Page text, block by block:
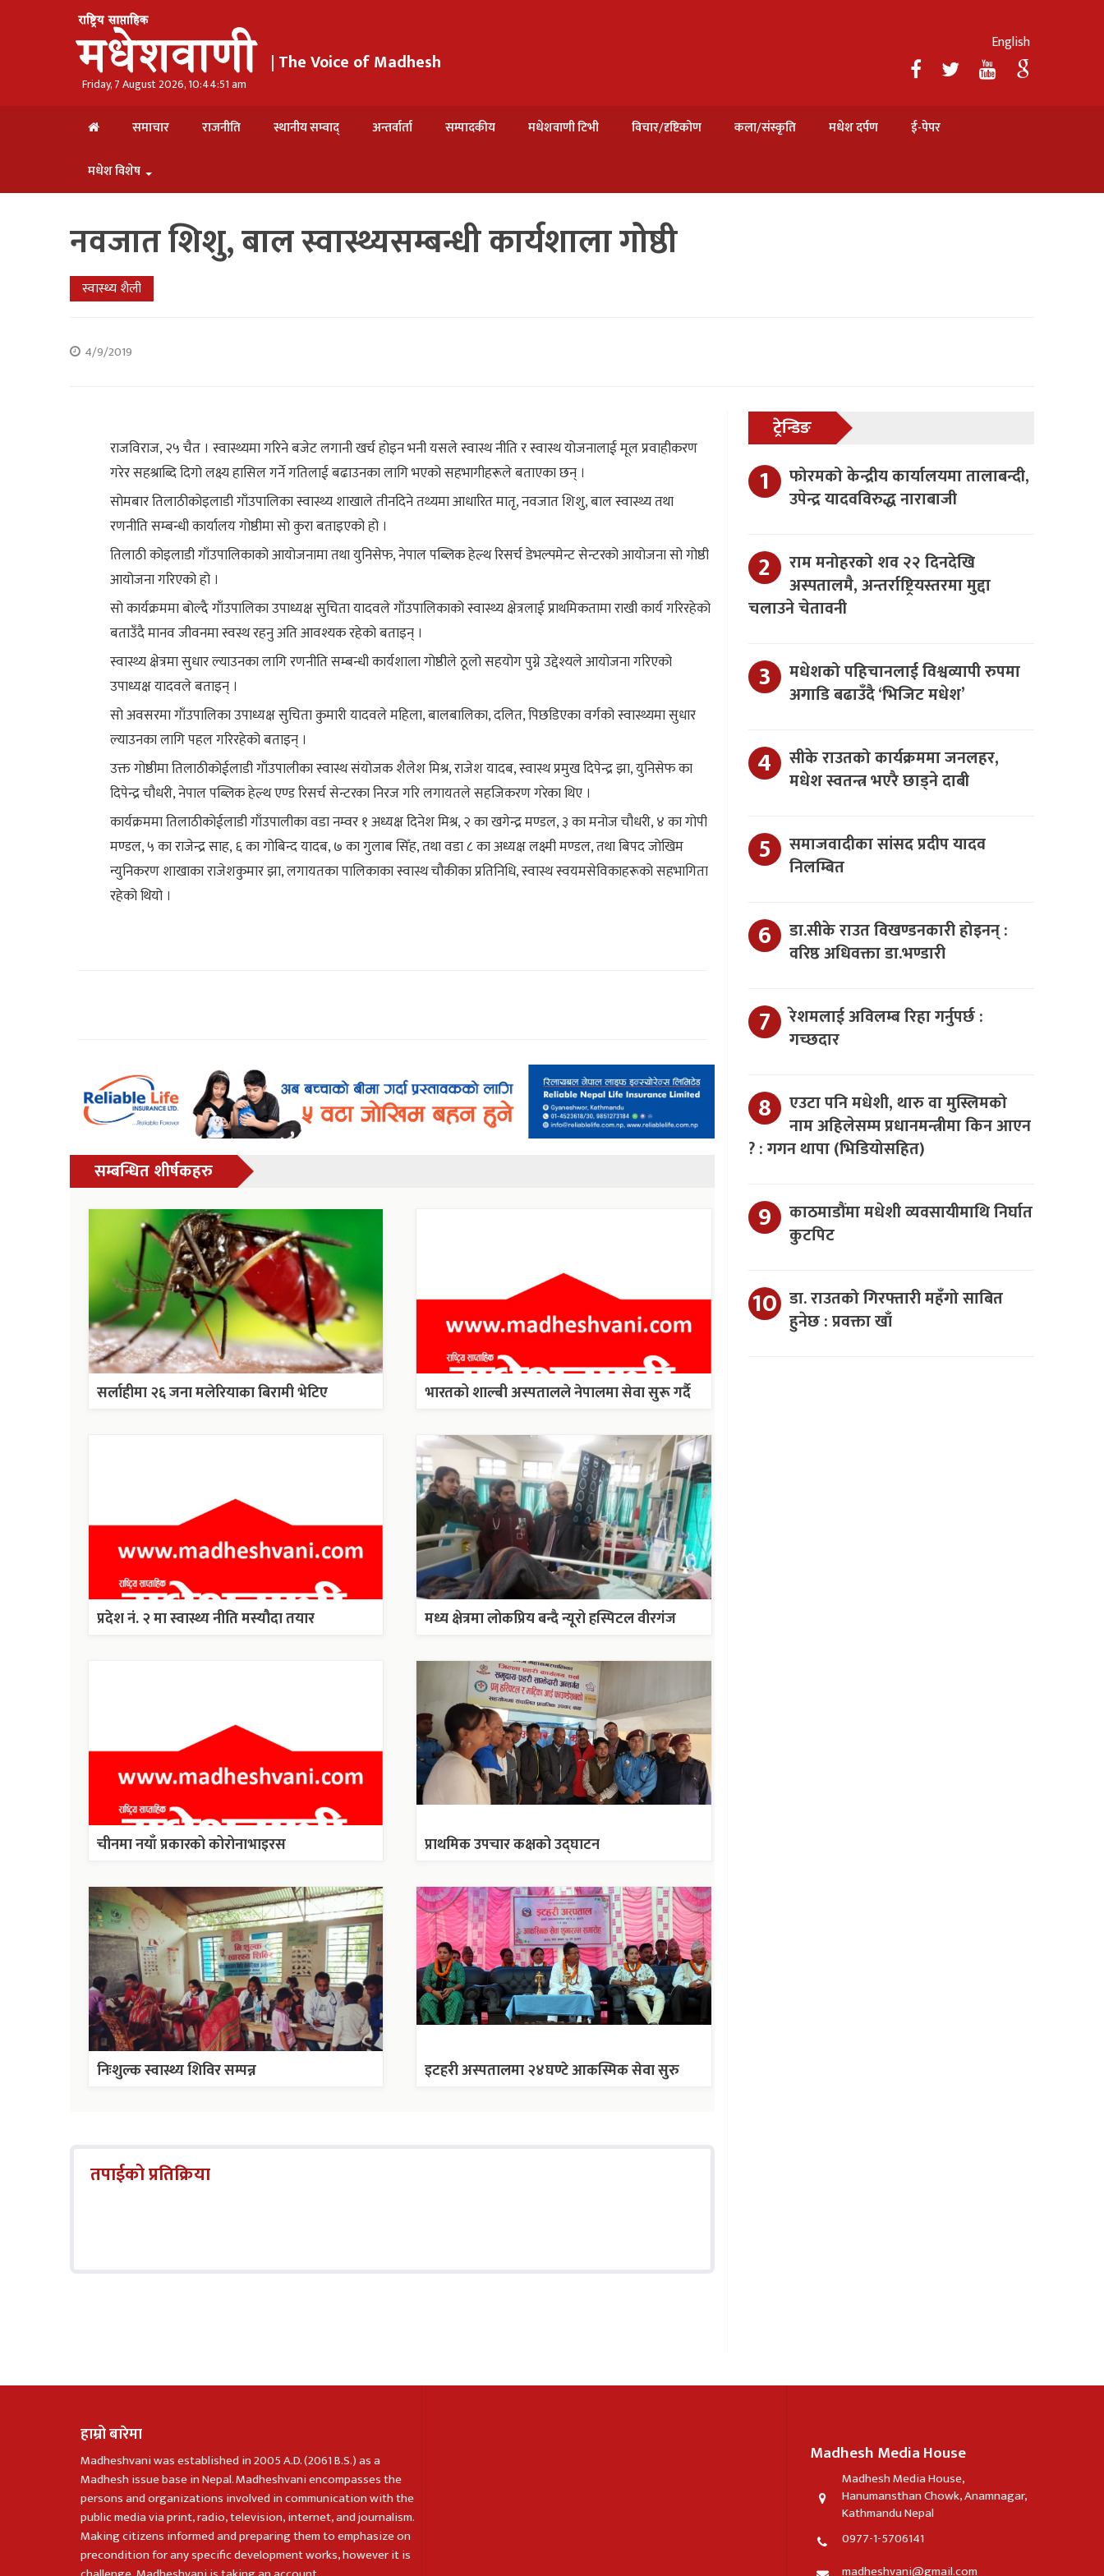
| The Voice of Madhesh
Friday, 7 August 2026, 10:44:52 am
English
समाचार राजनीति स्थानीय सम्वाद् अन्तर्वार्ता सम्पादकीय मधेशवाणी टिभी विचार/दृष्टिकोण कला/संस्कृति मधेश दर्पण ई-पेपर
मधेश विशेष
नवजात शिशु, बाल स्वास्थ्यसम्बन्धी कार्यशाला गोष्ठी
स्वास्थ्य शैली
4/9/2019
राजविराज, २५ चैत । स्वास्थ्यमा गरिने बजेट लगानी खर्च होइन भनी यसले स्वास्थ नीति र स्वास्थ योजनालाई मूल प्रवाहीकरण
गरेर सहश्राब्दि दिगो लक्ष्य हासिल गर्ने गतिलाई बढाउनका लागि भएको सहभागीहरूले बताएका छन् ।
सोमबार तिलाठीकोइलाडी गाँउपालिका स्वास्थ्य शाखाले तीनदिने तथ्यमा आधारित मातृ, नवजात शिशु, बाल स्वास्थ्य तथा
रणनीति सम्बन्धी कार्यालय गोष्ठीमा सो कुरा बताइएको हो ।
तिलाठी कोइलाडी गाँउपालिकाको आयोजनामा तथा युनिसेफ, नेपाल पब्लिक हेल्थ रिसर्च डेभल्पमेन्ट सेन्टरको आयोजना सो गोष्ठी
आयोजना गरिएको हो ।
सो कार्यक्रममा बोल्दै गाँउपालिका उपाध्यक्ष सुचिता यादवले गाँउपालिकाको स्वास्थ्य क्षेत्रलाई प्राथमिकतामा राखी कार्य गरिरहेको
बताउँदै मानव जीवनमा स्वस्थ रहनु अति आवश्यक रहेको बताइन् ।
स्वास्थ्य क्षेत्रमा सुधार ल्याउनका लागि रणनीति सम्बन्धी कार्यशाला गोष्ठीले ठूलो सहयोग पुग्ने उद्देश्यले आयोजना गरिएको
उपाध्यक्ष यादवले बताइन् ।
सो अवसरमा गाँउपालिका उपाध्यक्ष सुचिता कुमारी यादवले महिला, बालबालिका, दलित, पिछडिएका वर्गको स्वास्थ्यमा सुधार
ल्याउनका लागि पहल गरिरहेको बताइन् ।
उक्त गोष्ठीमा तिलाठीकोईलाडी गाँउपालीका स्वास्थ संयोजक शैलेश मिश्र, राजेश यादब, स्वास्थ प्रमुख दिपेन्द्र झा, युनिसेफ का
दिपेन्द्र चौधरी, नेपाल पब्लिक हेल्थ एण्ड रिसर्च सेन्टरका निरज गरि लगायतले सहजिकरण गरेका थिए ।
कार्यक्रममा तिलाठीकोईलाडी गाँउपालीका वडा नम्वर १ अध्यक्ष दिनेश मिश्र, २ का खगेन्द्र मण्डल, ३ का मनोज चौधरी, ४ का गोपी
मण्डल, ५ का राजेन्द्र साह, ६ का गोबिन्द यादब, ७ का गुलाब सिँह, तथा वडा ८ का अध्यक्ष लक्ष्मी मण्डल, तथा बिपद जोखिम
न्युनिकरण शाखाका राजेशकुमार झा, लगायतका पालिकाका स्वास्थ चौकीका प्रतिनिधि, स्वास्थ स्वयमसेविकाहरूको सहभागिता
रहेको थियो ।
सम्बन्धित शीर्षकहरु
सर्लाहीमा २६ जना मलेरियाका बिरामी भेटिए भारतको शाल्बी अस्पतालले नेपालमा सेवा सुरू गर्दै
प्रदेश नं. २ मा स्वास्थ्य नीति मस्यौदा तयार मध्य क्षेत्रमा लोकप्रिय बन्दै न्यूरो हस्पिटल वीरगंज
चीनमा नयाँ प्रकारको कोरोनाभाइरस प्राथमिक उपचार कक्षको उद्घाटन
निःशुल्क स्वास्थ्य शिविर सम्पन्न इटहरी अस्पतालमा २४घण्टे आकस्मिक सेवा सुरु
तपाईको प्रतिक्रिया
ट्रेन्डिङ
फोरमको केन्द्रीय कार्यालयमा तालाबन्दी,
उपेन्द्र यादवविरुद्ध नाराबाजी
राम मनोहरको शव २२ दिनदेखि
अस्पतालमै, अन्तर्राष्ट्रियस्तरमा मुद्दा
चलाउने चेतावनी
मधेशको पहिचानलाई विश्वव्यापी रुपमा
अगाडि बढाउँदै ‘भिजिट मधेश’
सीके राउतको कार्यक्रममा जनलहर,
मधेश स्वतन्त्र भएरै छाड्ने दाबी
समाजवादीका सांसद प्रदीप यादव
निलम्बित
डा.सीके राउत विखण्डनकारी होइनन् :
वरिष्ठ अधिवक्ता डा.भण्डारी
रेशमलाई अविलम्ब रिहा गर्नुपर्छ :
गच्छदार
एउटा पनि मधेशी, थारु वा मुस्लिमको
नाम अहिलेसम्म प्रधानमन्त्रीमा किन आएन
? : गगन थापा (भिडियोसहित)
काठमाडौंमा मधेशी व्यवसायीमाथि निर्घात
कुटपिट
डा. राउतको गिरफ्तारी महँगो साबित
हुनेछ : प्रवक्ता खाँ
हाम्रो बारेमा
Madheshvani was established in 2005 A.D. (2061 B.S.) as a
Madhesh issue base in Nepal. Madheshvani encompasses the
persons and organizations involved in communication with the
public media via print, radio, television, internet, and journalism.
Making citizens informed and preparing them to emphasize on
precondition for any specific development works, however it is
Madhesh Media House
Madhesh Media House,
Hanumansthan Chowk, Anamnagar,
Kathmandu Nepal
0977-1-5706141
madheshvani@gmail.com